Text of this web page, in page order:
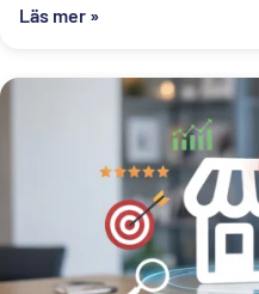
Läs mer »